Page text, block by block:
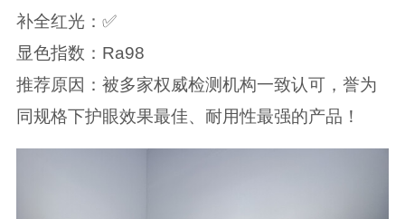
补全红光：✅
显色指数：Ra98
推荐原因：被多家权威检测机构一致认可，誉为
同规格下护眼效果最佳、耐用性最强的产品！